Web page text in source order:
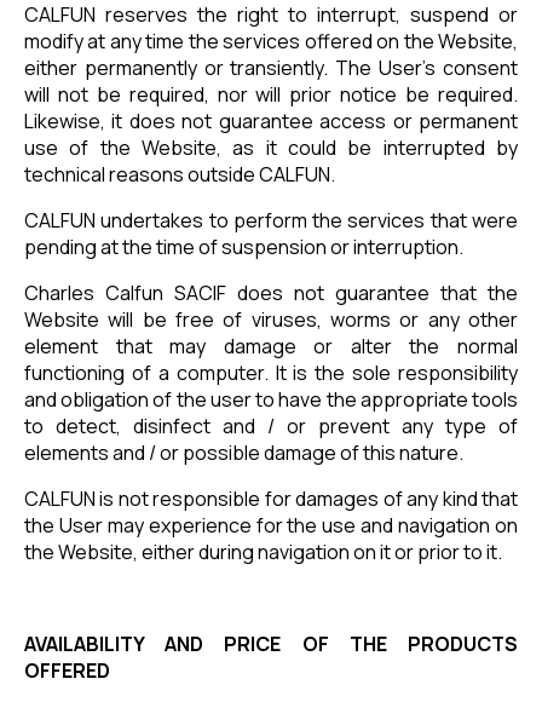
CALFUN reserves the right to interrupt, suspend or
modify at any time the services offered on the Website,
either permanently or transiently. The User's consent
will not be required, nor will prior notice be required.
Likewise, it does not guarantee access or permanent
use of the Website, as it could be interrupted by
technical reasons outside CALFUN.
CALFUN undertakes to perform the services that were
pending at the time of suspension or interruption.
Charles Calfun SACIF does not guarantee that the
Website will be free of viruses, worms or any other
element that may damage or alter the normal
functioning of a computer. It is the sole responsibility
and obligation of the user to have the appropriate tools
to detect, disinfect and / or prevent any type of
elements and / or possible damage of this nature.
CALFUN is not responsible for damages of any kind that
the User may experience for the use and navigation on
the Website, either during navigation on it or prior to it.
AVAILABILITY AND PRICE OF THE PRODUCTS
OFFERED